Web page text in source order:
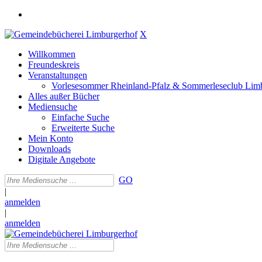
X
Willkommen
Freundeskreis
Veranstaltungen
Vorlesesommer Rheinland-Pfalz & Sommerleseclub
Alles außer Bücher
Mediensuche
Einfache Suche
Erweiterte Suche
Mein Konto
Downloads
Digitale Angebote
GO
|
anmelden
|
anmelden